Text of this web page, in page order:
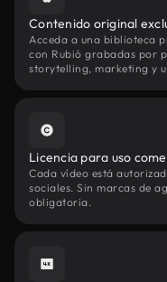
Contenido original
Acceda a una biblioteca
con Rubió grabadas por
storytelling, marketing y
Licencia para uso
Cada vídeo está
sociales. Sin marcas de
obligatoria.